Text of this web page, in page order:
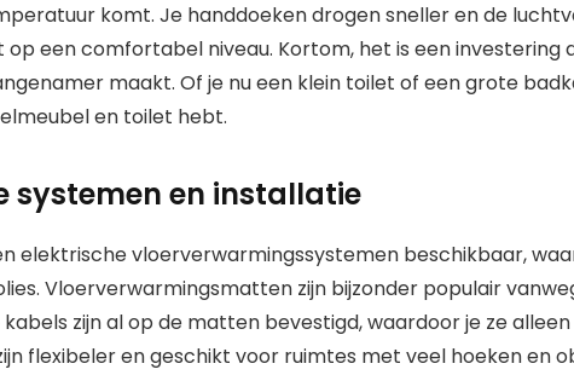
komt. Je handdoeken drogen sneller en de
een comfortabel niveau. Kortom, het is een investering
maakt. Of je nu een klein toilet of een grote
en toilet hebt.
systemen en installatie
elektrische vloerverwarmingssystemen beschikbaar,
Vloerverwarmingsmatten zijn bijzonder populair
zijn al op de matten bevestigd, waardoor je ze
flexibeler en geschikt voor ruimtes met veel hoeken en